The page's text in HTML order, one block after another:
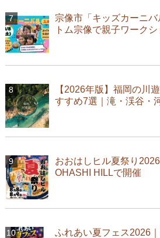
宗像市「キッズカーニ
トム宗像で親子ワーク
【2026年版】福岡の川
すすめ7選｜滝・渓谷・
おおはしヒル夏祭り
OHASHI HILLで開催
ふれあい夏フェス2026